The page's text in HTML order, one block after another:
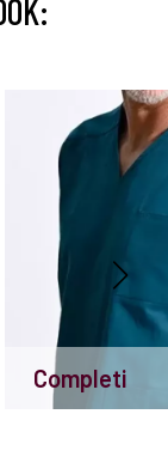
Completi